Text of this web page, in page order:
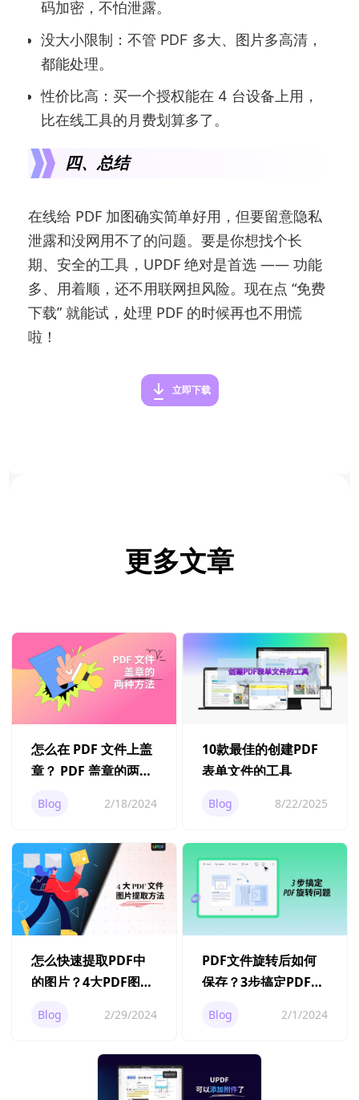
码加密，不怕泄露。
没大小限制：不管 PDF 多大、图片多高清，
都能处理。
性价比高：买一个授权能在 4 台设备上用，
比在线工具的月费划算多了。
四、总结
在线给 PDF 加图确实简单好用，但要留意隐私
泄露和没网用不了的问题。要是你想找个长
期、安全的工具，UPDF 绝对是首选 —— 功能
多、用着顺，还不用联网担风险。现在点 “免费
下载” 就能试，处理 PDF 的时候再也不用慌
啦！
立即下载
更多文章
怎么在 PDF 文件上盖
章？ PDF 盖章的两种
Blog 2/18/2024
10款最佳的创建PDF
表单文件的工具
Blog 8/22/2025
怎么快速提取PDF中
的图片？4大PDF图片
Blog 2/29/2024
PDF文件旋转后如何
保存？3步搞定PDF旋
Blog 2/1/2024